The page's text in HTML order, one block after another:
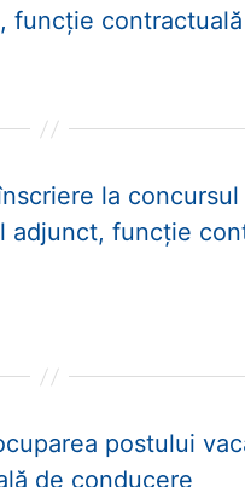
funcție
la
adjunct, funcție
postului
de conducere